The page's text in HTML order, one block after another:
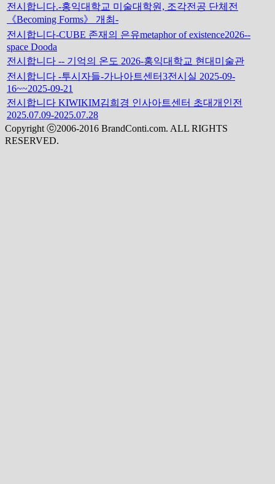
전시합니다.-홍익대학교 미술대학원, 조각전공 단체전
《Becoming Forms》 개최-
전시합니다-CUBE 존재의 은유metaphor of existence2026--
space Dooda
전시합니다 -- 기억의 온도 2026-홍익대학교 현대미술관
전시합니다 -투시자들-가나아트센터3전시실 2025-09-
16~~2025-09-21
전시합니다 KIWIKIM김희경 인사아트센터 초대개인전
2025.07.09-2025.07.28
Copyright ⓒ2006-2016 BrandConti.com. ALL RIGHTS
RESERVED.